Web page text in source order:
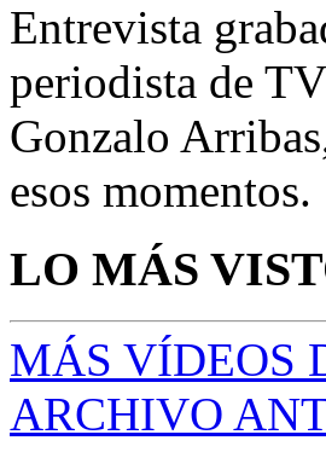
Entrevista
periodista de
Gonzalo
esos momentos.
LO MÁS
MÁS VÍDEOS
ARCHIVO